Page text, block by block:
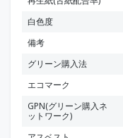
白色度
備考
グリーン購入法
エコマーク
GPN(グリーン購入ネ
ットワーク)